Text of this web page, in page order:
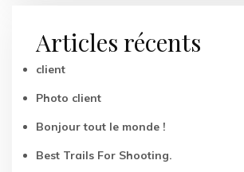
Articles récents
client
Photo client
Bonjour tout le monde !
Best Trails For Shooting.